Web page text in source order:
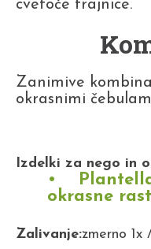
cvetoče trajnice.
Zanimive
okrasnimi
Izdelki za nego in
okrasne
Zalivanje:zmerno 1x